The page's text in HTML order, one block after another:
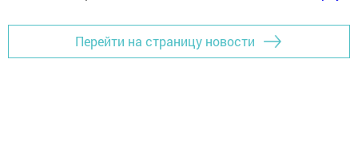
Перейти на страницу новости